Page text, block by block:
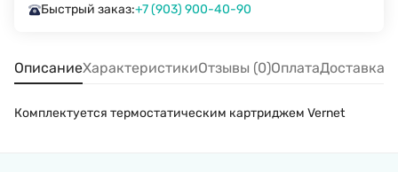
Быстрый заказ:+7 (903) 900-40-90
ОписаниеХарактеристикиОтзывы (0)ОплатаДоставка
Комплектуется термостатическим картриджем Vernet